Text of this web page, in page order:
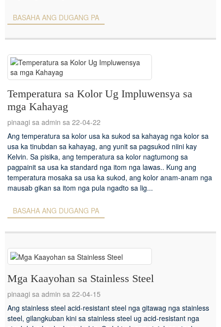
BASAHA ANG DUGANG PA
Temperatura sa Kolor Ug Impluwensya sa
mga Kahayag
pinaagi sa admin sa 22-04-22
Ang temperatura sa kolor usa ka sukod sa kahayag nga kolor sa
usa ka tinubdan sa kahayag, ang yunit sa pagsukod niini kay
Kelvin. Sa pisika, ang temperatura sa kolor nagtumong sa
pagpainit sa usa ka standard nga itom nga lawas.. Kung ang
temperatura mosaka sa usa ka sukod, ang kolor anam-anam nga
mausab gikan sa itom nga pula ngadto sa lig...
BASAHA ANG DUGANG PA
Mga Kaayohan sa Stainless Steel
pinaagi sa admin sa 22-04-15
Ang stainless steel acid-resistant steel nga gitawag nga stainless
steel, gilangkuban kini sa stainless steel ug acid-resistant nga